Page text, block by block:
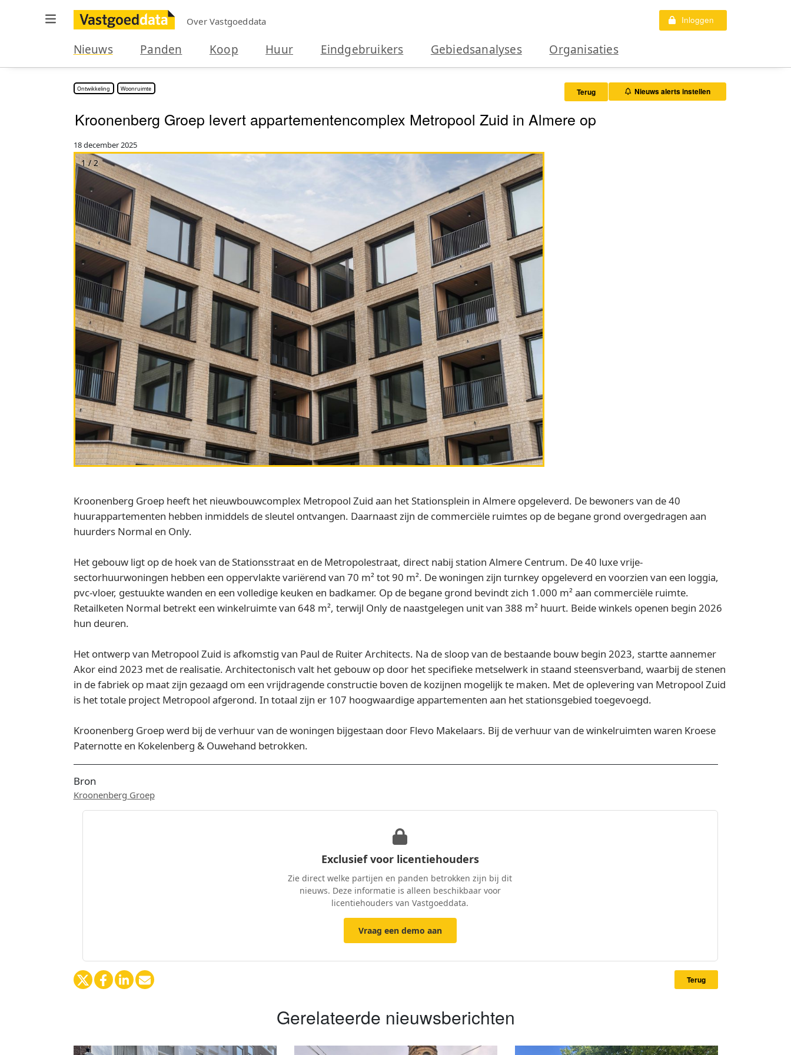
Over Vastgoeddata Inloggen
Nieuws Panden Koop Huur Eindgebruikers Gebiedsanalyses Organisaties
Ontwikkeling Woonruimte Terug Nieuws alerts instellen
Kroonenberg Groep levert appartementencomplex Metropool Zuid in Almere op
18 december 2025
1 / 2
Kroonenberg Groep heeft het nieuwbouwcomplex Metropool Zuid aan het Stationsplein in Almere opgeleverd. De bewoners van de 40
huurappartementen hebben inmiddels de sleutel ontvangen. Daarnaast zijn de commerciële ruimtes op de begane grond overgedragen aan
huurders Normal en Only.
Het gebouw ligt op de hoek van de Stationsstraat en de Metropolestraat, direct nabij station Almere Centrum. De 40 luxe vrije-
sectorhuurwoningen hebben een oppervlakte variërend van 70 m² tot 90 m². De woningen zijn turnkey opgeleverd en voorzien van een loggia,
pvc-vloer, gestuukte wanden en een volledige keuken en badkamer. Op de begane grond bevindt zich 1.000 m² aan commerciële ruimte.
Retailketen Normal betrekt een winkelruimte van 648 m², terwijl Only de naastgelegen unit van 388 m² huurt. Beide winkels openen begin 2026
hun deuren.
Het ontwerp van Metropool Zuid is afkomstig van Paul de Ruiter Architects. Na de sloop van de bestaande bouw begin 2023, startte aannemer
Akor eind 2023 met de realisatie. Architectonisch valt het gebouw op door het specifieke metselwerk in staand steensverband, waarbij de stenen
in de fabriek op maat zijn gezaagd om een vrijdragende constructie boven de kozijnen mogelijk te maken. Met de oplevering van Metropool Zuid
is het totale project Metropool afgerond. In totaal zijn er 107 hoogwaardige appartementen aan het stationsgebied toegevoegd.
Kroonenberg Groep werd bij de verhuur van de woningen bijgestaan door Flevo Makelaars. Bij de verhuur van de winkelruimten waren Kroese
Paternotte en Kokelenberg & Ouwehand betrokken.
Bron
Kroonenberg Groep
Exclusief voor licentiehouders
Zie direct welke partijen en panden betrokken zijn bij dit
nieuws. Deze informatie is alleen beschikbaar voor
licentiehouders van Vastgoeddata.
Vraag een demo aan
Terug
Gerelateerde nieuwsberichten